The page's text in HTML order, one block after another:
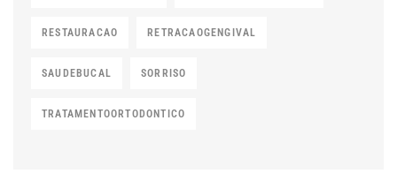
RESTAURACAO RETRACAOGENGIVAL
SAUDEBUCAL SORRISO
TRATAMENTOORTODONTICO